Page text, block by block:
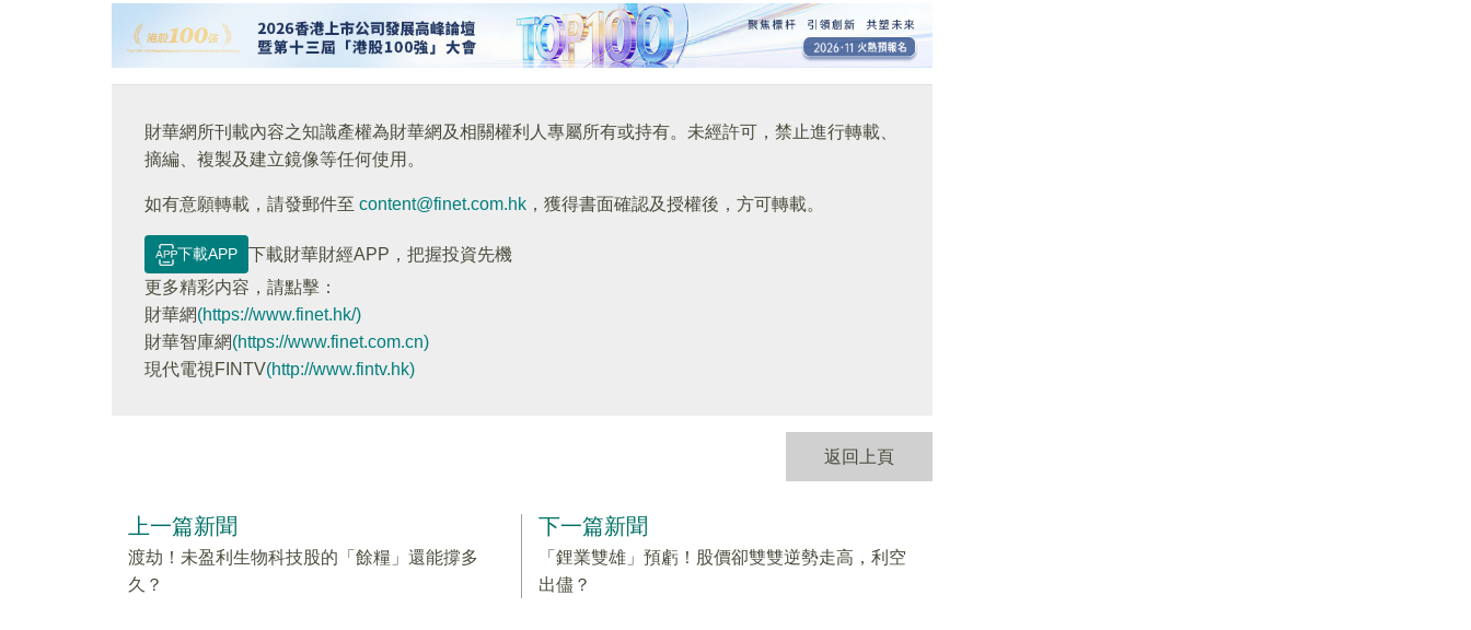
財華網所刊載內容之知識產權為財華網及相關權利人專屬所有或持有。未經許可，禁止進行轉載、
摘編、複製及建立鏡像等任何使用。
如有意願轉載，請發郵件至 content@finet.com.hk ，獲得書面確認及授權後，方可轉載。
下載APP
下載財華財經APP，把握投資先機
更多精彩内容，請點擊：
財華網(https://www.finet.hk/)
財華智庫網(https://www.finet.com.cn)
現代電視FINTV(http://www.fintv.hk)
返回上頁
上一篇新聞
渡劫！未盈利生物科技股的「餘糧」還能撐多
久？
下一篇新聞
「鋰業雙雄」預虧！股價卻雙雙逆勢走高，利空
出儘？